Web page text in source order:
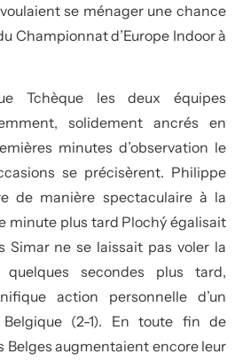
se ménager une chance
Championnat d’Europe Indoor à
Tchèque les deux équipes
solidement ancrés en
minutes d’observation le
se précisèrent. Philippe
de manière spectaculaire à la
minute plus tard Plochý égalisait
Simar ne se laissait pas voler la
secondes plus tard,
action personnelle d’un
(2-1). En toute fin de
Belges augmentaient encore leur